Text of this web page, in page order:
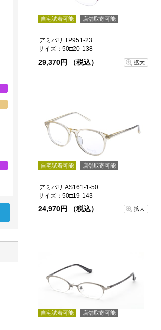
自宅試着可能 店舗取寄可能
アミパリ TP951-23
サイズ：50□20-138
29,370円 （税込） 拡大
自宅試着可能 店舗取寄可能
アミパリ AS161-1-50
サイズ：50□19-143
24,970円 （税込） 拡大
自宅試着可能 店舗取寄可能